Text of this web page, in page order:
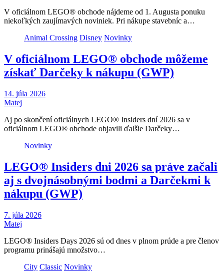
V oficiálnom LEGO® obchode nájdeme od 1. Augusta ponuku
niekoľkých zaujímavých noviniek. Pri nákupe stavebníc a…
Animal Crossing Disney Novinky
V oficiálnom LEGO® obchode môžeme
získať Darčeky k nákupu (GWP)
14. júla 2026
Matej
Aj po skončení oficiálnych LEGO® Insiders dní 2026 sa v
oficiálnom LEGO® obchode objavili ďalšie Darčeky…
Novinky
LEGO® Insiders dni 2026 sa práve začali
aj s dvojnásobnými bodmi a Darčekmi k
nákupu (GWP)
7. júla 2026
Matej
LEGO® Insiders Days 2026 sú od dnes v plnom prúde a pre členov
programu prinášajú množstvo…
City Classic Novinky